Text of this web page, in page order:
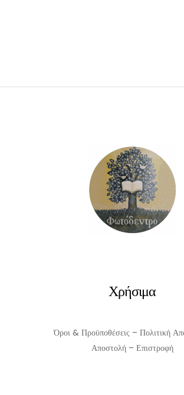
Χρήσιμα
Όροι & Προϋποθέσεις – Πολιτική
Αποστολή – Επιστροφή